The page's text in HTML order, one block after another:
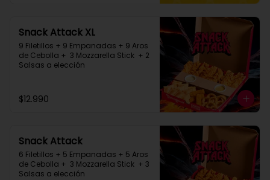
Snack Attack XL
9 Filetillos + 9 Empanadas + 9 Aros
de Cebolla +  3 Mozzarella Stick  + 2
Salsas a elección
$12.990
Snack Attack
6 Filetillos + 5 Empanadas + 5 Aros
de Cebolla +  3 Mozzarella Stick  + 3
Salsas a elección